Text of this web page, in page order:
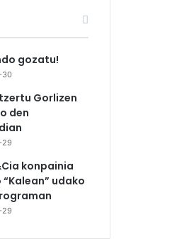
gozatu!
30
Gorlizen
den
29
konpainia
udako
29